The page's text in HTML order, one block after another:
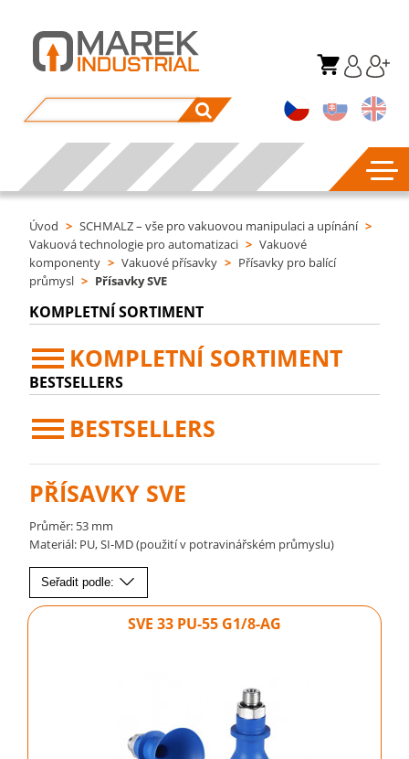
Úvod > SCHMALZ – vše pro vakuovou manipulaci a upínání >
Vakuová technologie pro automatizaci > Vakuové
komponenty > Vakuové přísavky > Přísavky pro balící
průmysl > Přísavky SVE
KOMPLETNÍ SORTIMENT
KOMPLETNÍ SORTIMENT
BESTSELLERS
BESTSELLERS
PŘÍSAVKY SVE
Průměr: 53 mm
Materiál: PU, SI-MD (použití v potravinářském průmyslu)
Seřadit podle:
SVE 33 PU-55 G1/8-AG